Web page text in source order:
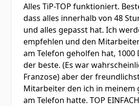
Alles TiP-TOP funktioniert.
dass alles innerhalb von 48
und alles gepasst hat. Ich
empfehlen und den
am Telefon geholfen hat, 1000
der beste. (Es war
Franzose) aber der
Mitarbeiter den ich in meinem
am Telefon hatte. TOP